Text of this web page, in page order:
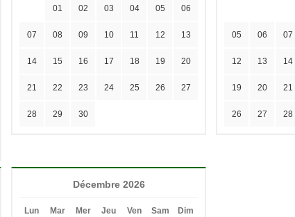
01 02 03 04 05 06
07 08 09 10 11 12 13
14 15 16 17 18 19 20
21 22 23 24 25 26 27
28 29 30
05 06 07
12 13 14
19 20 21
26 27 28
Décembre 2026
Lun Mar Mer Jeu Ven Sam Dim